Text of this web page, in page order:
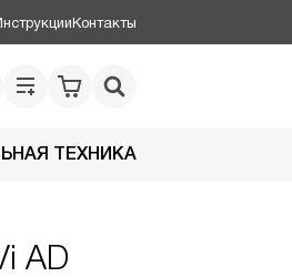
Контакты
ТЕХНИКА
AD